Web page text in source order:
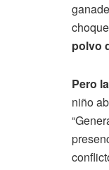
polvo
Pero
niño